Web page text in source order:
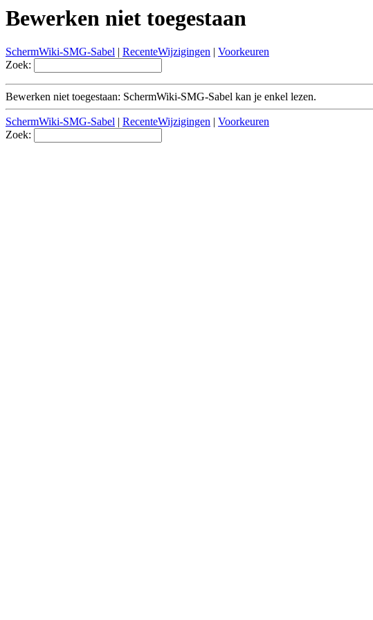
Bewerken niet toegestaan
SchermWiki-SMG-Sabel | RecenteWijzigingen | Voorkeuren
Zoek:
Bewerken niet toegestaan: SchermWiki-SMG-Sabel kan je enkel lezen.
SchermWiki-SMG-Sabel | RecenteWijzigingen | Voorkeuren
Zoek: